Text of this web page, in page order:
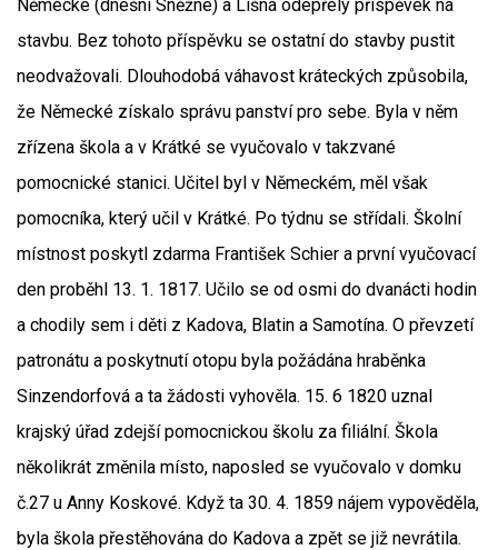
Německé (dnešní Sněžné) a Líšná odepřely příspěvek na
stavbu. Bez tohoto příspěvku se ostatní do stavby pustit
neodvažovali. Dlouhodobá váhavost kráteckých způsobila,
že Německé získalo správu panství pro sebe. Byla v něm
zřízena škola a v Krátké se vyučovalo v takzvané
pomocnické stanici. Učitel byl v Německém, měl však
pomocníka, který učil v Krátké. Po týdnu se střídali. Školní
místnost poskytl zdarma František Schier a první vyučovací
den proběhl 13. 1. 1817. Učilo se od osmi do dvanácti hodin
a chodily sem i děti z Kadova, Blatin a Samotína. O převzetí
patronátu a poskytnutí otopu byla požádána hraběnka
Sinzendorfová a ta žádosti vyhověla. 15. 6 1820 uznal
krajský úřad zdejší pomocnickou školu za filiální. Škola
několikrát změnila místo, naposled se vyučovalo v domku
č.27 u Anny Koskové. Když ta 30. 4. 1859 nájem vypověděla,
byla škola přestěhována do Kadova a zpět se již nevrátila.